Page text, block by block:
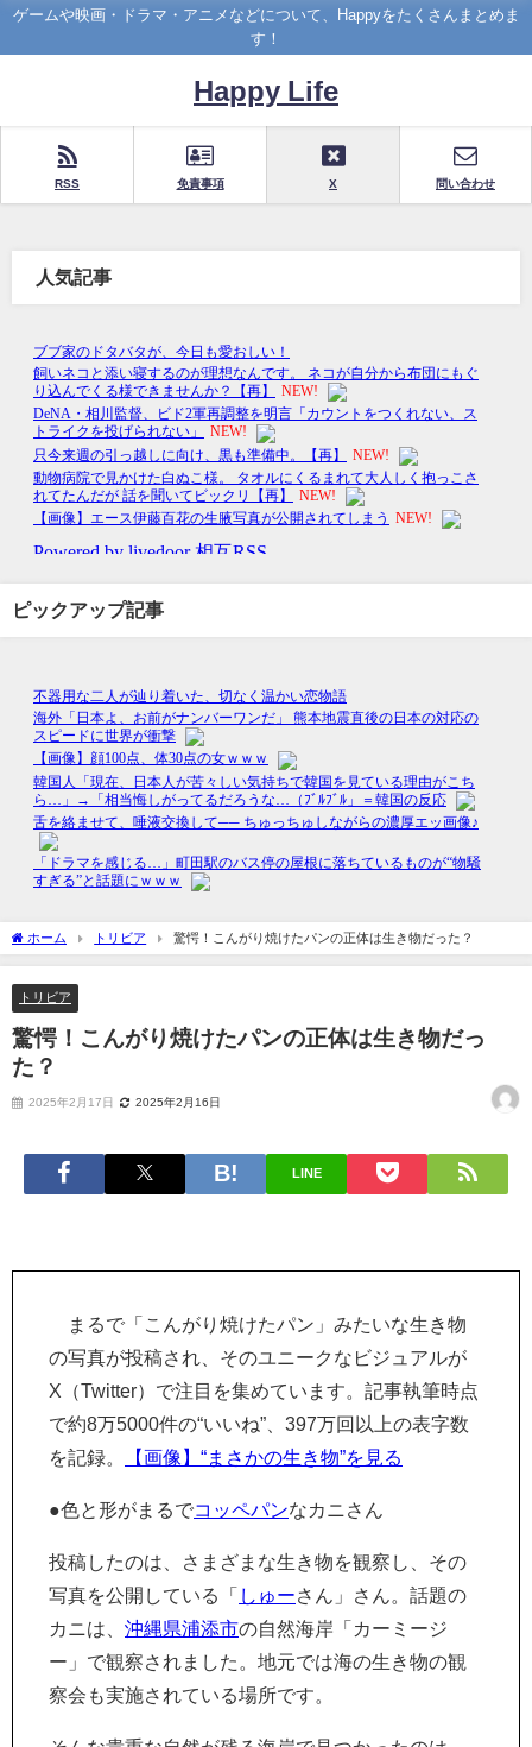
ゲームや映画・ドラマ・アニメなどについて、Happyをたくさんまとめま
す！
Happy Life
RSS 免責事項 X 問い合わせ
人気記事
ピックアップ記事
ホーム トリビア 驚愕！こんがり焼けたパンの正体は生き物だった？
トリビア
驚愕！こんがり焼けたパンの正体は生き物だっ
た？
2025年2月17日 2025年2月16日
LINE
まるで「こんがり焼けたパン」みたいな生き物
の写真が投稿され、そのユニークなビジュアルが
X（Twitter）で注目を集めています。記事執筆時点
で約8万5000件の“いいね”、397万回以上の表字数
を記録。
【画像】“まさかの生き物”を見る
●色と形がまるでコッペパンなカニさん
投稿したのは、さまざまな生き物を観察し、その
写真を公開している「 しゅーさん」さん。話題の
カニは、 沖縄県浦添市の自然海岸「カーミージ
ー」で観察されました。地元では海の生き物の観
察会も実施されている場所です。